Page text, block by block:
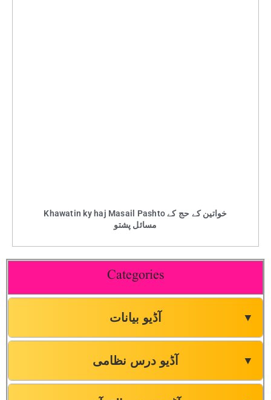
Khawatin ky haj Masail Pashto خواتین کے حج کے
مسائل پشتو
Categories
آڈیو بیانات ▼
آڈیو درس نظامی ▼